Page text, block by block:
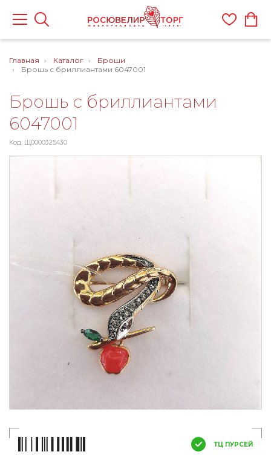
Главная Каталог
Броши
Брошь с бриллиантами 6047001
Брошь с бриллиантами
6047001
Код: Щ0000325430
ТЦ ПУРСЕЙ